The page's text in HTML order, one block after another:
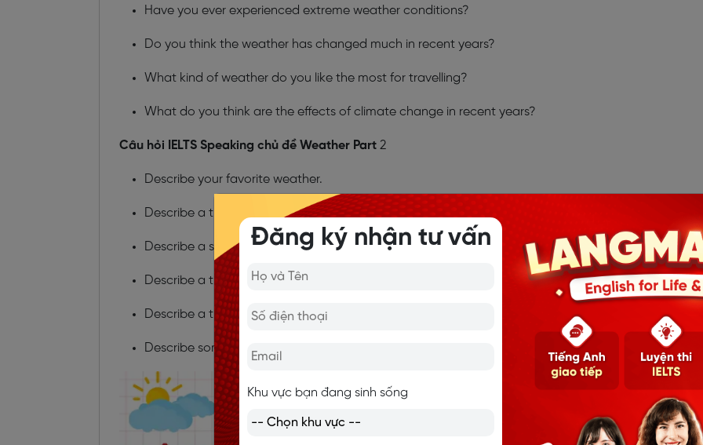
Have you ever experienced extreme weather conditions?
Do you think the weather has changed much in recent years?
What kind of weather do you like the most for travelling?
What do you think are the effects of climate change in recent years?
Câu hỏi IELTS Speaking chủ đề Weather Part 2
Describe your favorite weather.
Describe a time when the weather changed your plans.
Describe a season you enjoy the most.
Describe a time when you experienced very hot weather.
Describe a time when you experienced very cold weather.
Describe some bad weather experience you have had
Đăng ký nhận tư vấn
Khu vực bạn đang sinh sống